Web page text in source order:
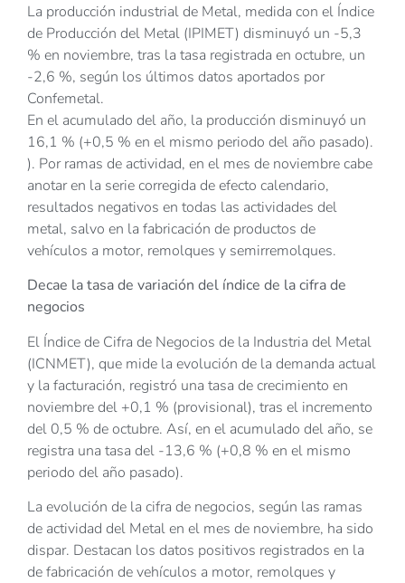
La producción industrial de Metal, medida con el Índice
de Producción del Metal (IPIMET) disminuyó un -5,3
% en noviembre, tras la tasa registrada en octubre, un
-2,6 %, según los últimos datos aportados por
Confemetal.
En el acumulado del año, la producción disminuyó un
16,1 % (+0,5 % en el mismo periodo del año pasado).
). Por ramas de actividad, en el mes de noviembre cabe
anotar en la serie corregida de efecto calendario,
resultados negativos en todas las actividades del
metal, salvo en la fabricación de productos de
vehículos a motor, remolques y semirremolques.
Decae la tasa de variación del índice de la cifra de
negocios
El Índice de Cifra de Negocios de la Industria del Metal
(ICNMET), que mide la evolución de la demanda actual
y la facturación, registró una tasa de crecimiento en
noviembre del +0,1 % (provisional), tras el incremento
del 0,5 % de octubre. Así, en el acumulado del año, se
registra una tasa del -13,6 % (+0,8 % en el mismo
periodo del año pasado).
La evolución de la cifra de negocios, según las ramas
de actividad del Metal en el mes de noviembre, ha sido
dispar. Destacan los datos positivos registrados en la
de fabricación de vehículos a motor, remolques y